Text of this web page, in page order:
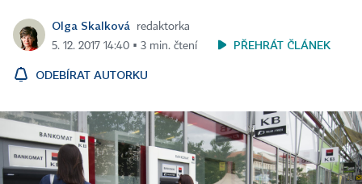
Olga Skalková
redaktorka
5. 12. 2017 14:40 ▪ 3 min. čtení
PŘEHRÁT ČLÁNEK
ODEBÍRAT AUTORKU